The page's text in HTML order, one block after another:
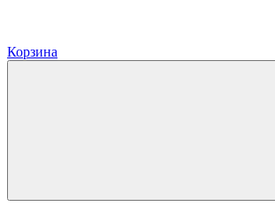
Корзина